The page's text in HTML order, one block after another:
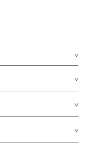
con vapor
Card y American